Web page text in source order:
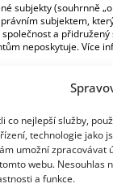
co nejlepší služby,
technologie jako
umožní zpracovávat
webu. Nesouhlas
a funkce.
subjekty (souhrnně
subjektem,
a
neposkytuje. Více